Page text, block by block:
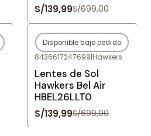
S/139,99S/699,00
-80%OFF
Agotado
Disponible bajo pedido
8436617247699|Hawkers
Lentes de Sol
Hawkers Bel Air
HBEL26LLT0
S/139,99S/699,00